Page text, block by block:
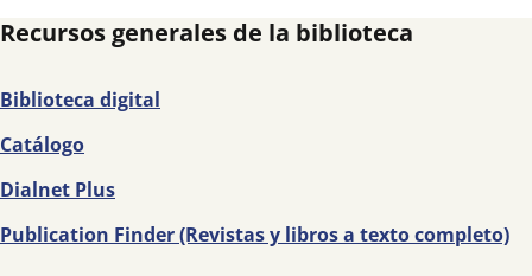
Recursos generales de la biblioteca
Biblioteca digital
Catálogo
Dialnet Plus
Publication Finder (Revistas y libros a texto completo)